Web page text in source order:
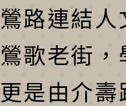
路連結人
歌老街，
是由介壽